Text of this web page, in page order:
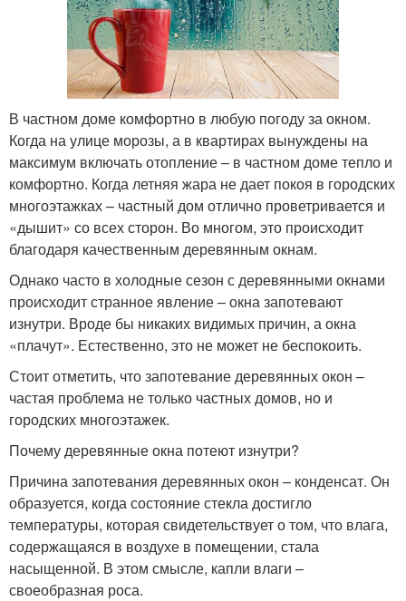
В частном доме комфортно в любую погоду за окном.
Когда на улице морозы, а в квартирах вынуждены на
максимум включать отопление – в частном доме тепло и
комфортно. Когда летняя жара не дает покоя в городских
многоэтажках – частный дом отлично проветривается и
«дышит» со всех сторон. Во многом, это происходит
благодаря качественным деревянным окнам.
Однако часто в холодные сезон с деревянными окнами
происходит странное явление – окна запотевают
изнутри. Вроде бы никаких видимых причин, а окна
«плачут». Естественно, это не может не беспокоить.
Стоит отметить, что запотевание деревянных окон –
частая проблема не только частных домов, но и
городских многоэтажек.
Почему деревянные окна потеют изнутри?
Причина запотевания деревянных окон – конденсат. Он
образуется, когда состояние стекла достигло
температуры, которая свидетельствует о том, что влага,
содержащаяся в воздухе в помещении, стала
насыщенной. В этом смысле, капли влаги –
своеобразная роса.